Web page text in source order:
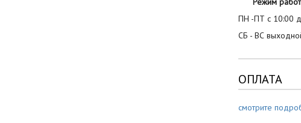
ПН -ПТ с 10:00
СБ - ВС
ОПЛАТА
смотрите